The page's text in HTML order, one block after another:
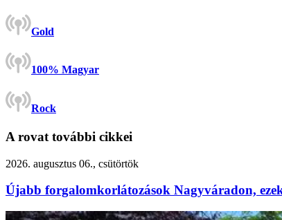
Gold
100% Magyar
Rock
A rovat további cikkei
2026. augusztus 06., csütörtök
Újabb forgalomkorlátozások Nagyváradon,